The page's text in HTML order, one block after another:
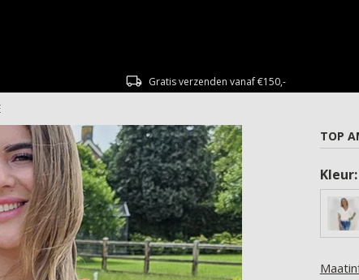
Gratis verzenden vanaf €150,-
TOP
Kleur: